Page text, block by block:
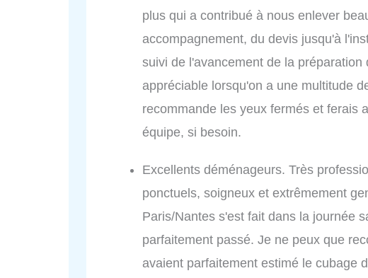
plus qui a contribué à nous enlever
accompagnement, du devis jusqu'à
suivi de l'avancement de la
appréciable lorsqu'on a une multitude
recommande les yeux fermés et ferais
équipe, si besoin.
Excellents déménageurs. Très
ponctuels, soigneux et extrêmement
Paris/Nantes s'est fait dans la journée
parfaitement passé. Je ne peux que
avaient parfaitement estimé le cubage